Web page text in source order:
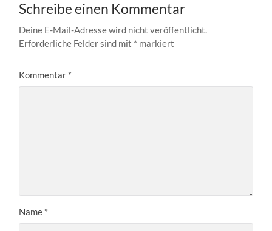
Schreibe einen Kommentar
Deine E-Mail-Adresse wird nicht veröffentlicht.
Erforderliche Felder sind mit * markiert
Kommentar *
Name *